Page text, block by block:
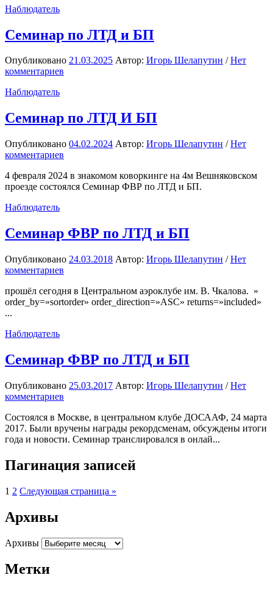
Наблюдатель
Семинар по ЛТД и БП
Опубликовано 21.03.2025 Автор: Игорь Шелапутин /Нет
комментариев
Наблюдатель
Семинар по ЛТД И БП
Опубликовано 04.02.2024 Автор: Игорь Шелапутин /Нет
комментариев
4 февраля 2024 в знакомом коворкинге на 4м Вешняковском
проезде состоялся Семинар ФВР по ЛТД и БП.
Наблюдатель
Семинар ФВР по ЛТД и БП
Опубликовано 24.03.2018 Автор: Игорь Шелапутин /Нет
комментариев
прошёл сегодня в Центральном аэроклубе им. В. Чкалова. »
order_by=»sortorder» order_direction=»ASC» returns=»included»
...
Наблюдатель
Семинар ФВР по ЛТД и БП
Опубликовано 25.03.2017 Автор: Игорь Шелапутин /Нет
комментариев
Состоялся в Москве, в центральном клубе ДОСААФ, 24 марта
2017. Были вручены награды рекордсменам, обсуждены итоги
года и новости. Семинар транслировался в онлай...
Пагинация записей
1 2 Следующая страница »
Архивы
Архивы
Метки